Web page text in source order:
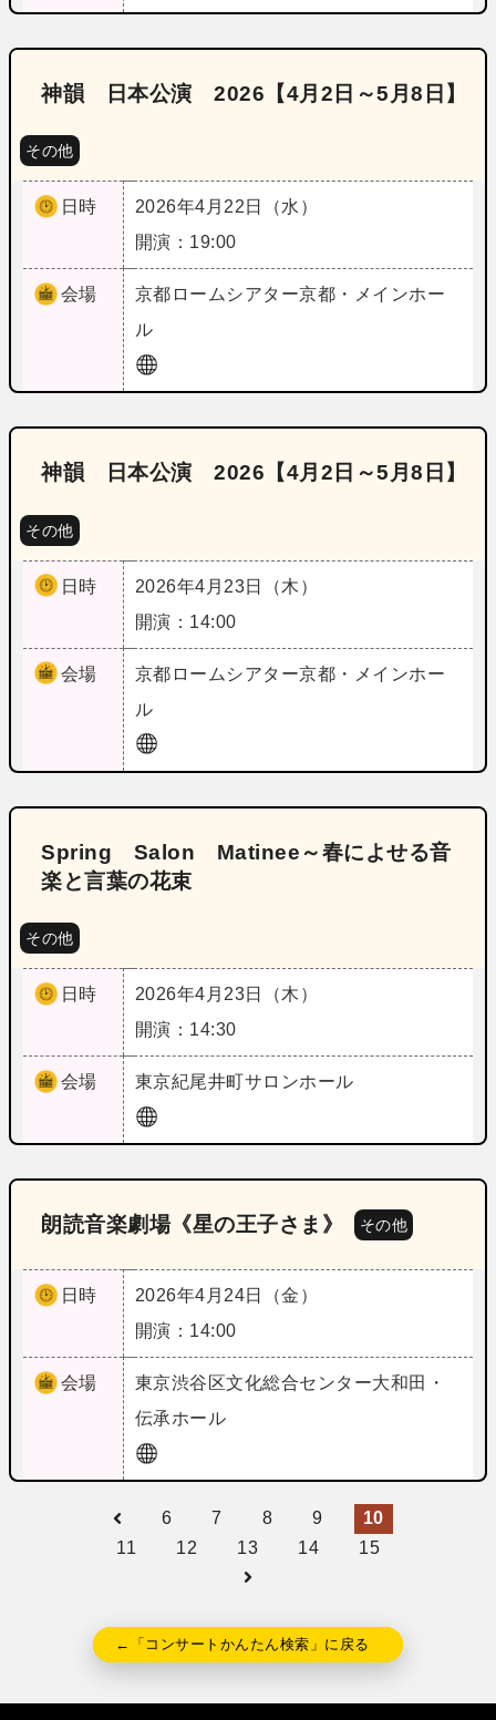
神韻 日本公演 2026【4月2日～5月8日】
その他
日時
2026年4月22日（水）
開演：19:00
会場 京都 ロームシアター京都・メインホー
ル
神韻 日本公演 2026【4月2日～5月8日】
その他
日時
2026年4月23日（木）
開演：14:00
会場 京都 ロームシアター京都・メインホー
ル
Spring Salon Matinee～春によせる音
楽と言葉の花束
その他
日時
2026年4月23日（木）
開演：14:30
会場 東京紀尾井町サロンホール
朗読音楽劇場《星の王子さま》 その他
日時
2026年4月24日（金）
開演：14:00
会場 東京渋谷区文化総合センター大和田・
伝承ホール
6 7 8 9
10
11
12 13 14 15
←「コンサートかんたん検索」に戻る